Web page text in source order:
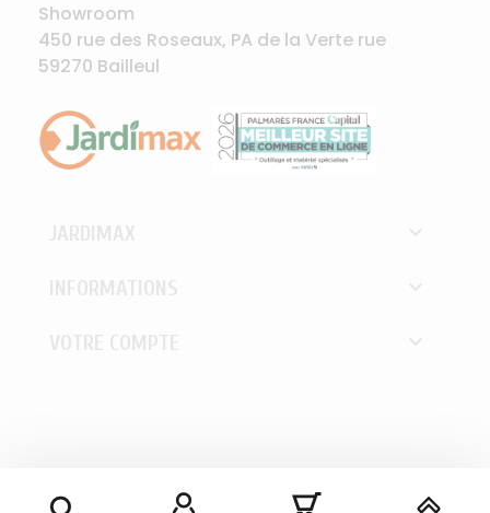
Showroom
450 rue des Roseaux, PA de la Verte rue
59270 Bailleul


